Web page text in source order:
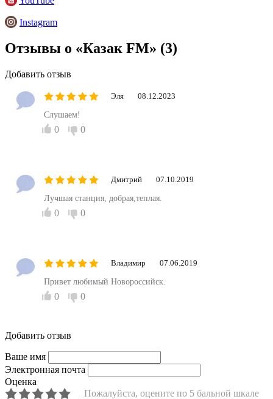
Instagram
Отзывы о «Казак FM» (3)
Добавить отзыв
Эля 08.12.2023
Слушаем!
0 0
Дмитрий 07.10.2019
Лучшая станция, добрая,теплая.
0 0
Владимир 07.06.2019
Привет любимый Новороссийск.
0 0
Добавить отзыв
Ваше имя
Электронная почта
Оценка
Пожалуйста, оцените по 5 бальной шкале